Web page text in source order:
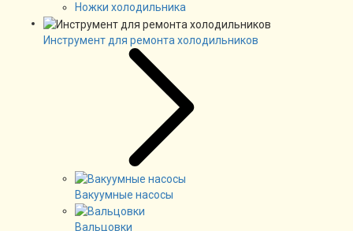
Ножки холодильника
Инструмент для ремонта холодильников
Вакуумные насосы
Вальцовки